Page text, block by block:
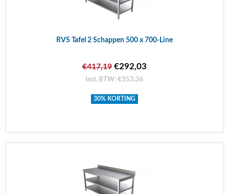
RVS Tafel 2 Schappen 500 x 700-Line
€417,19 €292,03
Incl. BTW: €353,36
30% KORTING